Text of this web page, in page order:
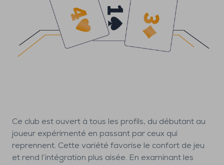
Ce club est ouvert à tous les profils, du débutant au
joueur expérimenté en passant par ceux qui
reprennent. Cette variété favorise le confort de jeu
et rend l’intégration plus aisée. En examinant les